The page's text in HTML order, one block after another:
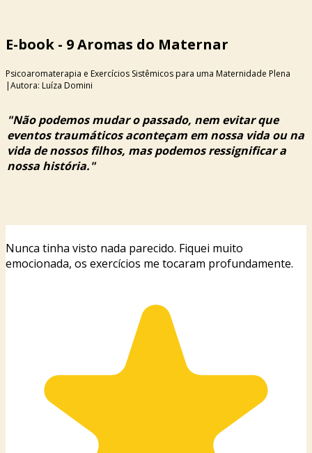
E-book - 9 Aromas do Maternar
Psicoaromaterapia e Exercícios Sistêmicos para uma Maternidade Plena
|Autora: Luíza Domini
"Não podemos mudar o passado, nem evitar que
eventos traumáticos aconteçam em nossa vida ou na
vida de nossos filhos, mas podemos ressignificar a
nossa história."
Nunca tinha visto nada parecido. Fiquei muito
emocionada, os exercícios me tocaram profundamente.